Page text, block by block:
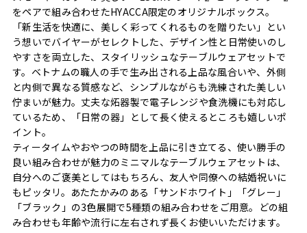
をペアで組み合わせたHYACCA限定のオリジナルボックス。
「新生活を快適に、美しく彩ってくれるものを贈りたい」とい
う想いでバイヤーがセレクトした、デザイン性と日常使いのし
やすさを両立した、スタイリッシュなテーブルウェアセットで
す。ベトナムの職人の手で生み出される上品な風合いや、外側
と内側で異なる質感など、シンプルながらも洗練された美しい
佇まいが魅力。丈夫な炻器製で電子レンジや食洗機にも対応し
ているため、「日常の器」として長く使えるところも嬉しいポ
イント。
ティータイムやおやつの時間を上品に引き立てる、使い勝手の
良い組み合わせが魅力のミニマルなテーブルウェアセットは、
自分へのご褒美としてはもちろん、友人や同僚への結婚祝いに
もピッタリ。あたたかみのある「サンドホワイト」「グレー」
「ブラック」の3色展開で5種類の組み合わせをご用意。どの組
み合わせも年齢や流行に左右されず長くお使いいただけます。